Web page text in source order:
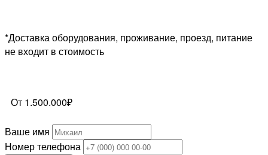
*Доставка оборудования, проживание, проезд, питание
не входит в стоимость
От 1.500.000₽
Ваше имя
Номер телефона